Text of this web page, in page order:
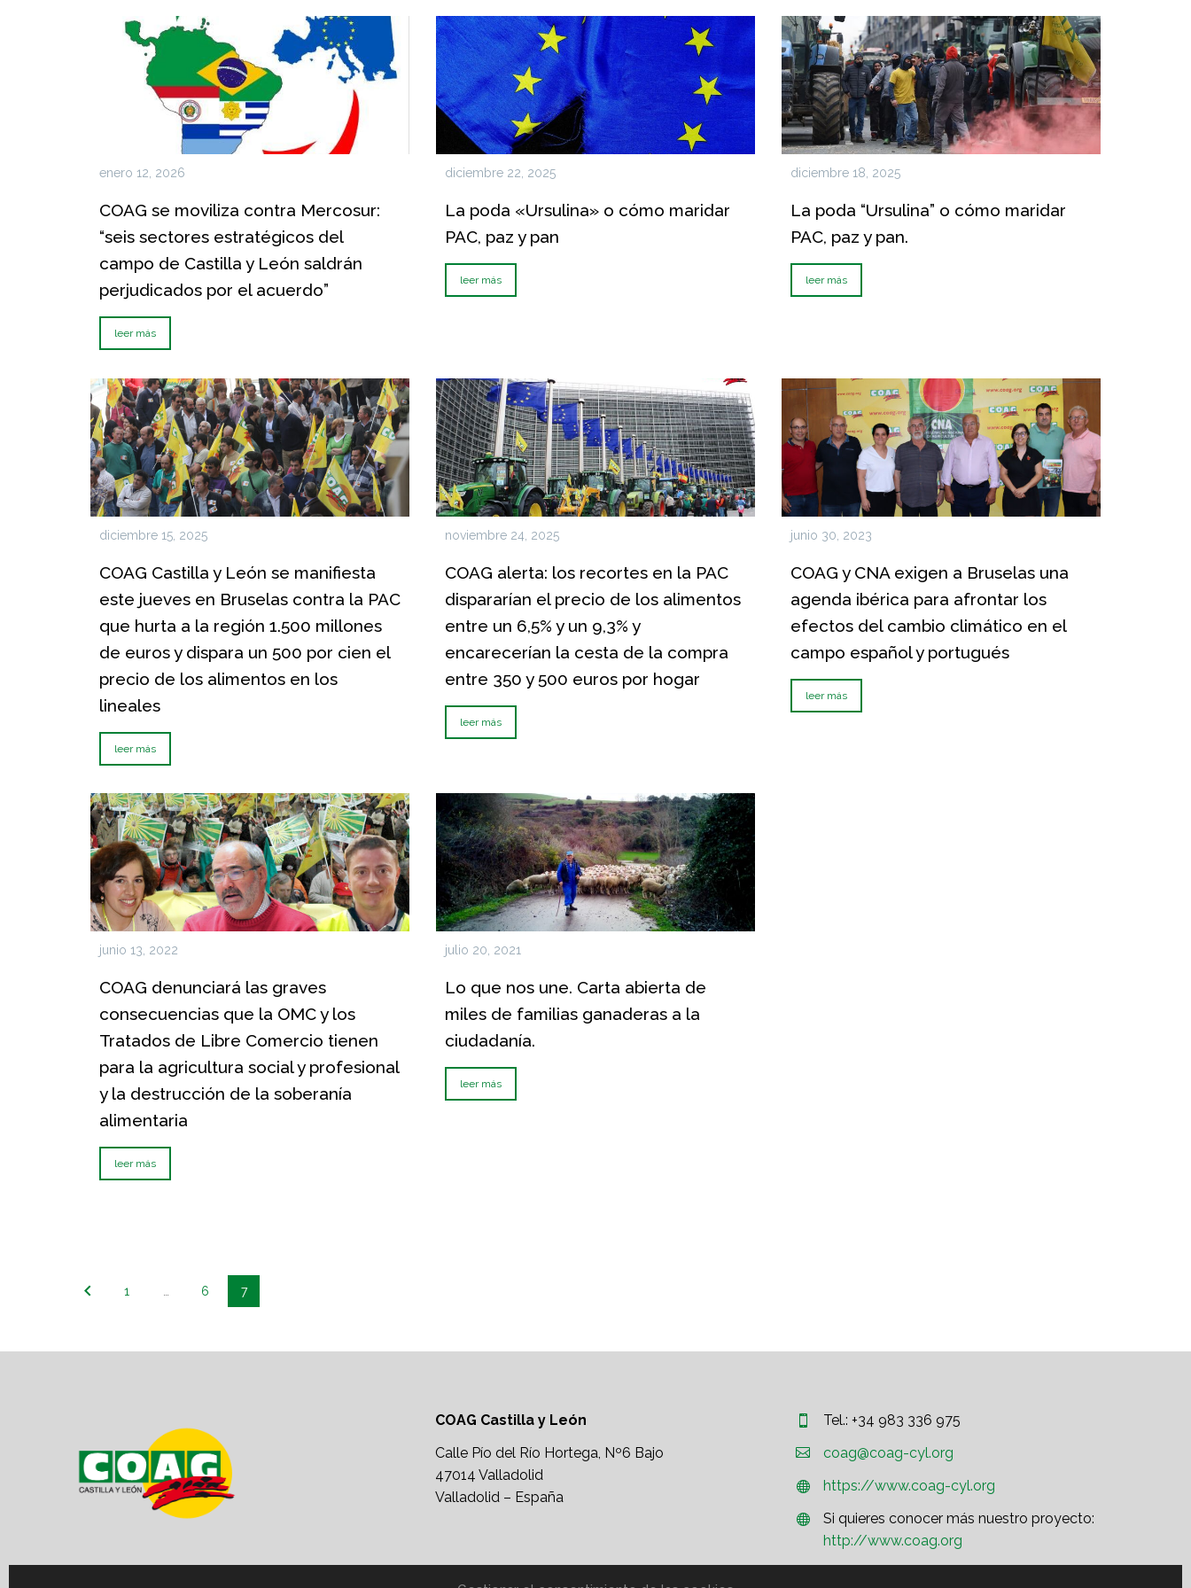
enero 12, 2026
COAG se moviliza contra Mercosur:
“seis sectores estratégicos del
campo de Castilla y León saldrán
perjudicados por el acuerdo”
leer más
diciembre 22, 2025
La poda «Ursulina» o cómo maridar
PAC, paz y pan
leer más
diciembre 18, 2025
La poda “Ursulina” o cómo maridar
PAC, paz y pan.
leer más
diciembre 15, 2025
COAG Castilla y León se manifiesta
este jueves en Bruselas contra la PAC
que hurta a la región 1.500 millones
de euros y dispara un 500 por cien el
precio de los alimentos en los
lineales
leer más
noviembre 24, 2025
COAG alerta: los recortes en la PAC
dispararían el precio de los alimentos
entre un 6,5% y un 9,3% y
encarecerían la cesta de la compra
entre 350 y 500 euros por hogar
leer más
junio 30, 2023
COAG y CNA exigen a Bruselas una
agenda ibérica para afrontar los
efectos del cambio climático en el
campo español y portugués
leer más
junio 13, 2022
COAG denunciará las graves
consecuencias que la OMC y los
Tratados de Libre Comercio tienen
para la agricultura social y profesional
y la destrucción de la soberanía
alimentaria
leer más
julio 20, 2021
Lo que nos une. Carta abierta de
miles de familias ganaderas a la
ciudadanía.
leer más
1 … 6 7
COAG Castilla y León
Calle Pío del Río Hortega, Nº6 Bajo
47014 Valladolid
Valladolid – España

 Tel.: +34 983 336 975

 coag@coag-cyl.org

 https://www.coag-cyl.org


Si quieres conocer más nuestro proyecto:
http://www.coag.org